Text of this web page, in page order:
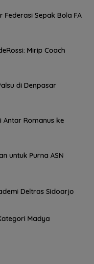
Federasi Sepak Bola FA
Mirip Coach
di Denpasar
Antar Romanus ke
untuk Purna ASN
Deltras Sidoarjo
Madya